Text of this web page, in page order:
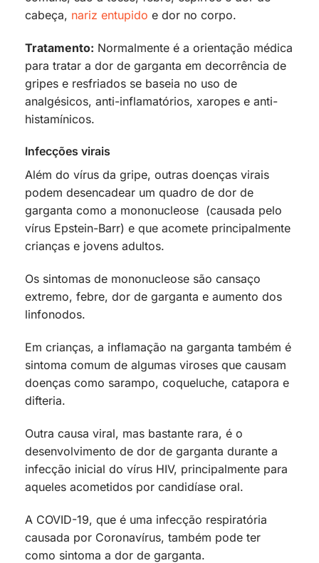
cabeça, nariz entupido e dor no corpo.
Tratamento: Normalmente é a orientação médica
para tratar a dor de garganta em decorrência de
gripes e resfriados se baseia no uso de
analgésicos, anti-inflamatórios, xaropes e anti-
histamínicos.
Infecções virais
Além do vírus da gripe, outras doenças virais
podem desencadear um quadro de dor de
garganta como a mononucleose (causada pelo
vírus Epstein-Barr) e que acomete principalmente
crianças e jovens adultos.
Os sintomas de mononucleose são cansaço
extremo, febre, dor de garganta e aumento dos
linfonodos.
Em crianças, a inflamação na garganta também é
sintoma comum de algumas viroses que causam
doenças como sarampo, coqueluche, catapora e
difteria.
Outra causa viral, mas bastante rara, é o
desenvolvimento de dor de garganta durante a
infecção inicial do vírus HIV, principalmente para
aqueles acometidos por candidíase oral.
A COVID-19, que é uma infecção respiratória
causada por Coronavírus, também pode ter
como sintoma a dor de garganta.